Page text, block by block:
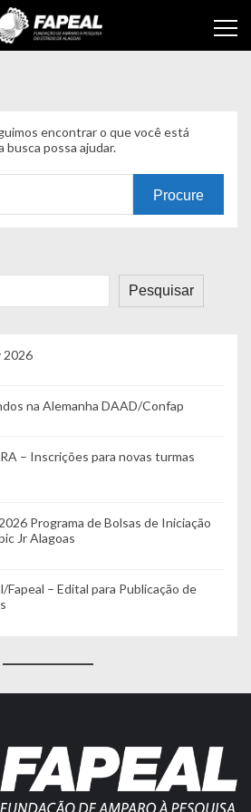
encontrar o que você está
busca possa ajudar.
Pesquisar
2026
na Alemanha DAAD/Confap
– Inscrições para novas turmas
Programa de Bolsas de Iniciação
Jr Alagoas
– Edital para Publicação de